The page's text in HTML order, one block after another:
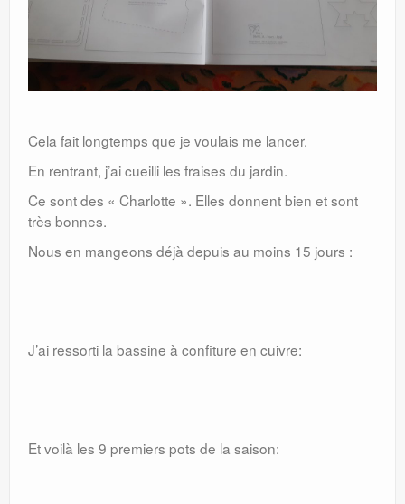
Cela fait longtemps que je voulais me lancer.
En rentrant, j’ai cueilli les fraises du jardin.
Ce sont des « Charlotte ». Elles donnent bien et sont
très bonnes.
Nous en mangeons déjà depuis au moins 15 jours :
J’ai ressorti la bassine à confiture en cuivre:
Et voilà les 9 premiers pots de la saison: